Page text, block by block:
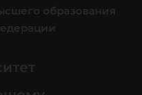
образования